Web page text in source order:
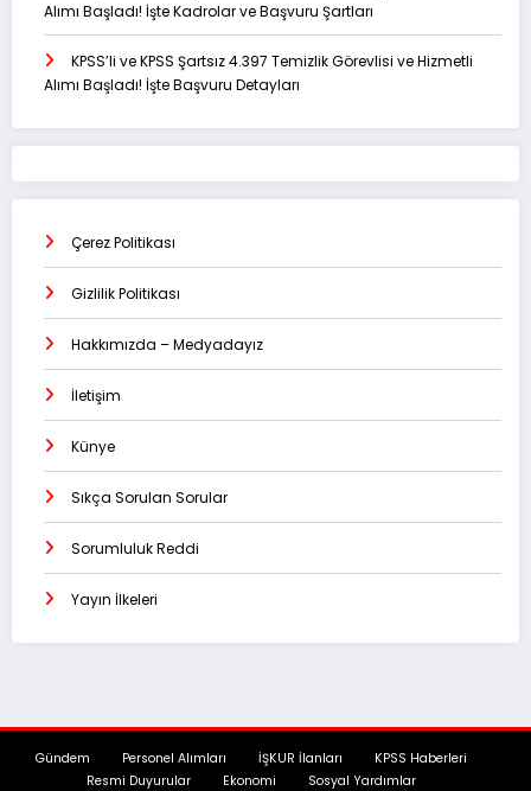
Alımı Başladı! İşte Kadrolar ve Başvuru Şartları
KPSS’li ve KPSS Şartsız 4.397 Temizlik Görevlisi ve Hizmetli
Alımı Başladı! İşte Başvuru Detayları
Çerez Politikası
Gizlilik Politikası
Hakkımızda – Medyadayız
İletişim
Künye
Sıkça Sorulan Sorular
Sorumluluk Reddi
Yayın İlkeleri
Gündem Personel Alımları İŞKUR İlanları
KPSS Haberleri
Resmi Duyurular
Ekonomi Sosyal Yardımlar